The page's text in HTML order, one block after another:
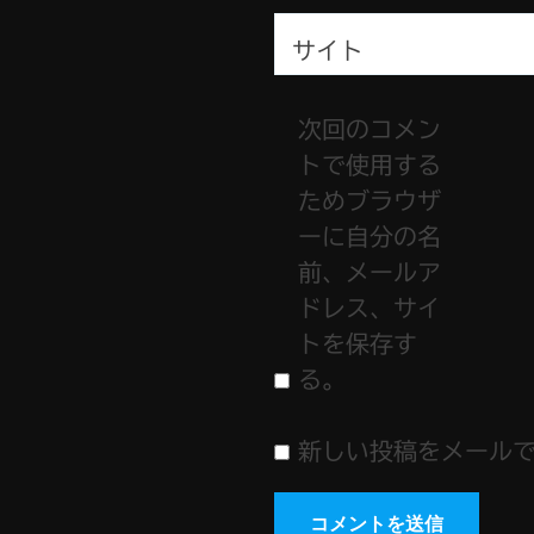
サイト
次回のコメン
トで使用する
ためブラウザ
ーに自分の名
前、メールア
ドレス、サイ
トを保存す
る。
新しい投稿をメール